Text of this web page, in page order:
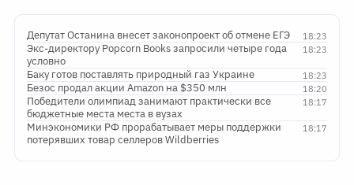
18:23
Депутат Останина внесет законопроект об отмене ЕГЭ
18:23
Экс-директору Popcorn Books запросили четыре года
условно
18:23
Баку готов поставлять природный газ Украине
18:20
Безос продал акции Amazon на $350 млн
18:17
Победители олимпиад занимают практически все
бюджетные места места в вузах
18:17
Минэкономики РФ прорабатывает меры поддержки
потерявших товар селлеров Wildberries